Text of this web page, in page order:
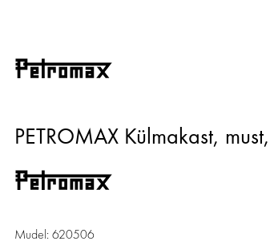
PETROMAX Külmakast, must,
Mudel: 620506